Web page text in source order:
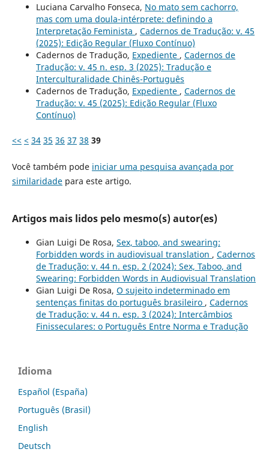
Luciana Carvalho Fonseca, No mato sem cachorro,
mas com uma doula-intérprete: definindo a
Interpretação Feminista , Cadernos de Tradução: v. 45
(2025): Edição Regular (Fluxo Contínuo)
Cadernos de Tradução, Expediente , Cadernos de
Tradução: v. 45 n. esp. 3 (2025): Tradução e
Interculturalidade Chinês-Português
Cadernos de Tradução, Expediente , Cadernos de
Tradução: v. 45 (2025): Edição Regular (Fluxo
Contínuo)
<< < 34 35 36 37 38 39
Você também pode iniciar uma pesquisa avançada por
similaridadepara este artigo.
Artigos mais lidos pelo mesmo(s) autor(es)
Gian Luigi De Rosa, Sex, taboo, and swearing:
Forbidden words in audiovisual translation , Cadernos
de Tradução: v. 44 n. esp. 2 (2024): Sex, Taboo, and
Swearing: Forbidden Words in Audiovisual Translation
Gian Luigi De Rosa, O sujeito indeterminado em
sentenças finitas do português brasileiro , Cadernos
de Tradução: v. 44 n. esp. 3 (2024): Intercâmbios
Finisseculares: o Português Entre Norma e Tradução
Idioma
Español (España)
Português (Brasil)
English
Deutsch